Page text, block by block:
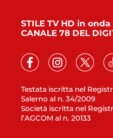
Testata iscritta nel
Salerno al n. 34/2009
Società iscritta nel
l’AGCOM al n. 20133
STILE TV HD in onda
CANALE 78 DEL